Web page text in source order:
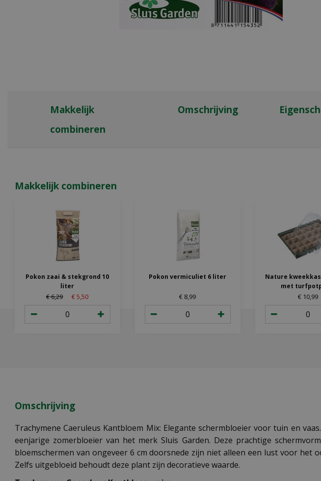
Makkelijk
combineren
Omschrijving
Makkelijk combineren
Pokon zaai & stekgrond 10
liter
€6,29 €5,50
Pokon vermiculiet 6 liter
€ 8,99
Nature kweekkas
met
€ 10,99
Omschrijving
Trachymene Caeruleus Kantbloem Mix: Elegante schermbloeier voor tuin en
eenjarige zomerbloeier van het merk Sluis Garden. Deze prachtige
bloemschermen van ongeveer 6 cm doorsnede zijn niet alleen een lust voor
Zelfs uitgebloeid behoudt deze plant zijn decoratieve waarde.